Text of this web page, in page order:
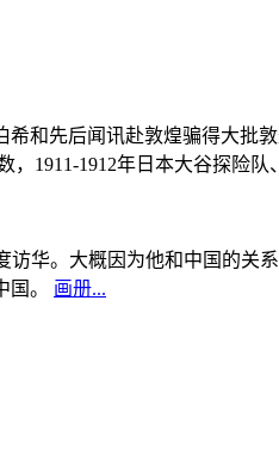
和先后闻讯赴敦煌骗得大批
1912年日本大谷探险队
访华。大概因为他和中国的
国。 画册...